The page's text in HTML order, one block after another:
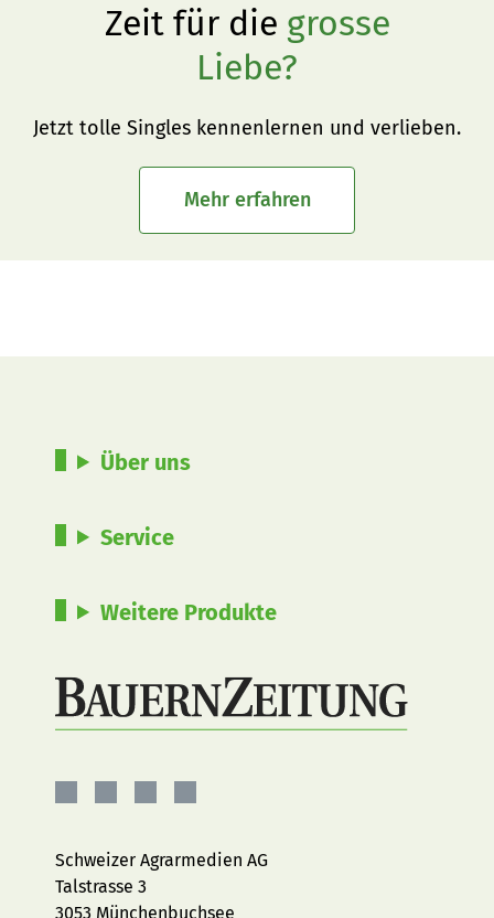
Zeit für die grosse
Liebe?
Jetzt tolle Singles kennenlernen und verlieben.
Mehr erfahren
Über uns
Service
Weitere Produkte
Facebook
Instagram
YouTubeLinkedIn
Schweizer Agrarmedien AG
Talstrasse 3
3053 Münchenbuchsee